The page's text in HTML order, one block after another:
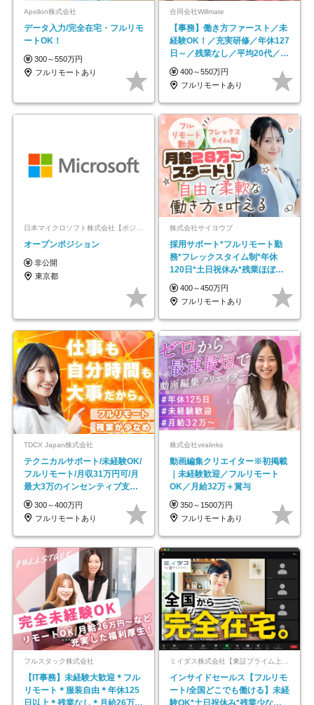
Apollon株式会社
データ入力/完全在宅・フルリモ
ートOK！
300～550万円
フルリモートあり
合同会社Willmate
【事務】働き方ファースト／未
経験OK！／充実研修／年休127
日～／残業なし／平均20代／リ
モートOK
400～550万円
フルリモートあり
日本マイクロソフト株式会社【ポジションマッチ登録】
オープンポジション
非公開
東京都
株式会社サイヨウブ
採用サポート*フルリモート勤
務*フレックスタイム制*年休
120日*土日祝休み*残業ほぼな
し*育児中社員8割以上
400～450万円
フルリモートあり
TDCX Japan株式会社
テクニカルサポート/未経験OK/
フルリモート/月収31万円可/月
最大3万のインセンティブ支給/
平均年齢33歳
300～400万円
フルリモートあり
株式会社viralinks
動画編集クリエイター※初掲載
｜未経験歓迎／フルリモート
OK／月給32万＋賞与
350～1500万円
フルリモートあり
フルスタック株式会社
【IT事務】未経験大歓迎＊フル
リモート＊服装自由＊年休125
ミイダス株式会社【東証プライム上場パーソルグループ】
インサイドセールス【フルリモ
ート/全国どこでも働ける】未経